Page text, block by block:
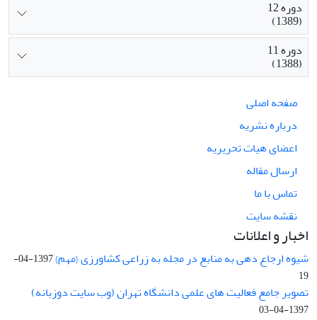
دوره 12
(1389)
دوره 11
(1388)
صفحه اصلی
درباره نشریه
اعضای هیات تحریریه
ارسال مقاله
تماس با ما
نقشه سایت
اخبار و اعلانات
شیوه ارجاع دهی به منابع در مجله به زراعی کشاورزی {مهم}
1397-04-
19
تصویر جامع فعالیت های علمی دانشگاه تهران (وب سایت دوزبانه)
1397-04-03